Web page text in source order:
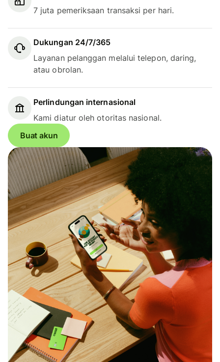
7 juta pemeriksaan transaksi per hari.
Dukungan 24/7/365
Layanan pelanggan melalui telepon, daring,
atau obrolan.
Perlindungan internasional
Kami diatur oleh otoritas nasional.
Buat akun